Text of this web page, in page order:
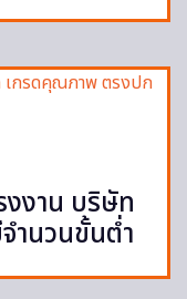
งาน บริษัท
ำนวนขั้นต่ำ